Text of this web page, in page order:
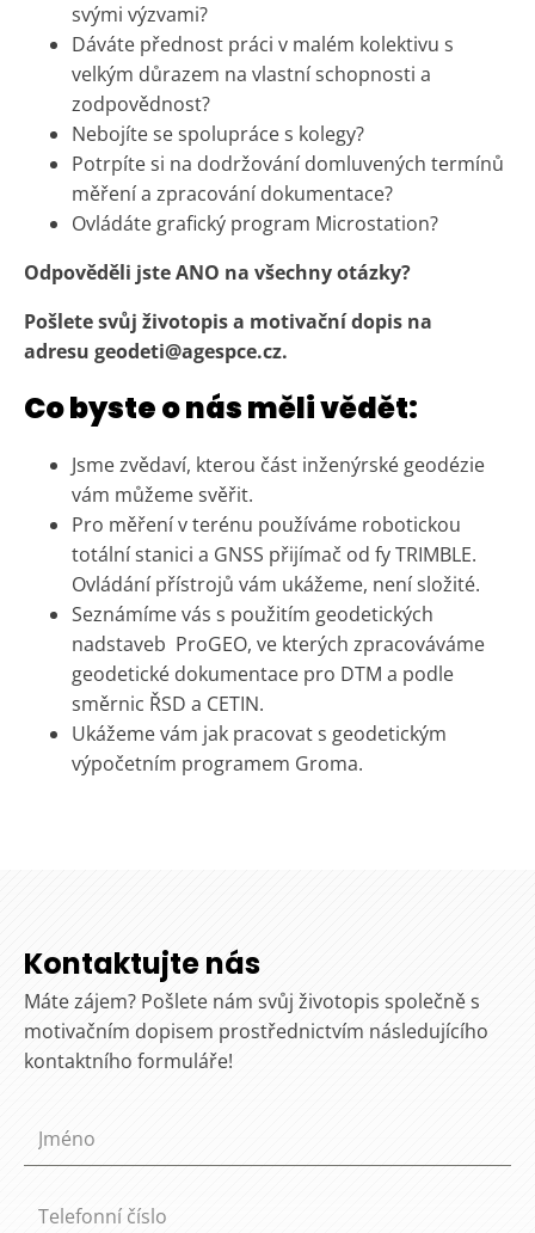
svými výzvami?
Dáváte přednost práci v malém kolektivu s
velkým důrazem na vlastní schopnosti a
zodpovědnost?
Nebojíte se spolupráce s kolegy?
Potrpíte si na dodržování domluvených termínů
měření a zpracování dokumentace?
Ovládáte grafický program Microstation?
Odpověděli jste ANO na všechny otázky?
Pošlete svůj životopis a motivační dopis na
adresu geodeti@agespce.cz.
Co byste o nás měli vědět:
Jsme zvědaví, kterou část inženýrské geodézie
vám můžeme svěřit.
Pro měření v terénu používáme robotickou
totální stanici a GNSS přijímač od fy TRIMBLE.
Ovládání přístrojů vám ukážeme, není složité.
Seznámíme vás s použitím geodetických
nadstaveb ProGEO, ve kterých zpracováváme
geodetické dokumentace pro DTM a podle
směrnic ŘSD a CETIN.
Ukážeme vám jak pracovat s geodetickým
výpočetním programem Groma.
Kontaktujte nás
Máte zájem? Pošlete nám svůj životopis společně s
motivačním dopisem prostřednictvím následujícího
kontaktního formuláře!